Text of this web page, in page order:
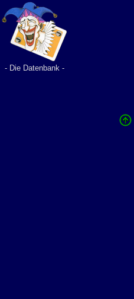
- Die Datenbank -